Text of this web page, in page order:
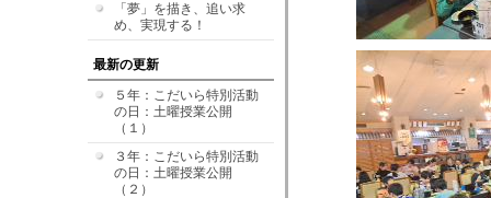
「夢」を描き、追い求
め、実現する！
最新の更新
５年：こだいら特別活動
の日：土曜授業公開
（１）
３年：こだいら特別活動
の日：土曜授業公開
（２）